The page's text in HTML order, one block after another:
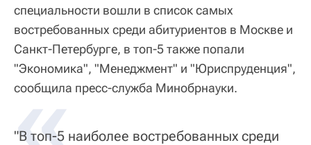
специальности вошли в список самых
востребованных среди абитуриентов в Москве и
Санкт-Петербурге, в топ-5 также попали
"Экономика", "Менеджмент" и "Юриспруденция",
сообщила пресс-служба Минобрнауки.
"В топ-5 наиболее востребованных среди